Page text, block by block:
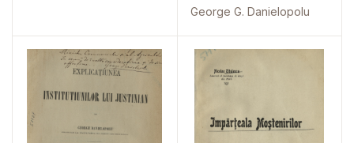
George G. Danielopolu